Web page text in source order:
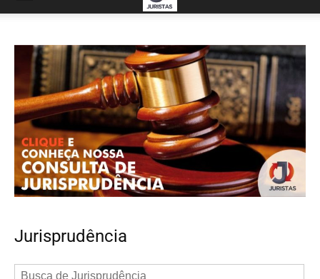
Jurisprudência